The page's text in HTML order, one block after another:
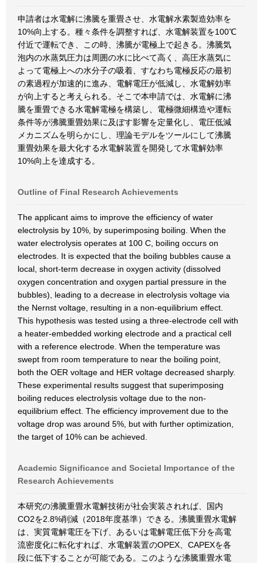
申請者は水電解に沸騰を重畳させ、水電解水素製造効率を
10%向上する。種々条件を調整すれば、水電解装置を100℃
付近で運転でき、この時、沸騰が電極上で起きる。沸騰気
泡内の水蒸気圧力は周囲の水に比べて高く、高圧水蒸気に
よって電極上への水分子の吸着、すなわち電極反応の最初
の素過程が加速的に進み、電解電圧が低減し、水電解効率
が向上すると考えられる。そこで本申請では、水電解に沸
騰を重畳できる水電解電極を構築し、電極微細構造や運転
条件等が沸騰重畳効果に及ぼす影響を定量化し、電圧低減
メカニズムを明らかにし、理論モデルをツールにして沸騰
重畳効果を最大化する水電解装置を開発して水電解効率
10%向上を達成する。
Outline of Final Research Achievements
The applicant aims to improve the efficiency of water
electrolysis by 10%, by superimposing boiling. When the
water electrolysis operates at 100 C, boiling occurs on
electrodes. It is expected that the boiling bubbles cause a
local, short-term decrease in oxygen activity (dissolved
oxygen concentration and oxygen partial pressure in the
bubbles), leading to a decrease in electrolysis voltage via
the Nernst voltage, resulting in a non-equilibrium effect.
This hypothesis was tested using a three-electrode cell with
a heater-embedded working electrode and a practical cell
with a reference electrode. When the temperature was
swept from room temperature to near the boiling point,
both the OER voltage and HER voltage decreased sharply.
These experimental results suggest that superimposing
boiling reduces electrolysis voltage due to the non-
equilibrium effect. The efficiency improvement due to the
voltage drop was around 5%, but with further optimization,
the target of 10% can be achieved.
Academic Significance and Societal Importance of the
Research Achievements
本研究の沸騰重畳水電解技術が社会実装されれば、国内
CO2を2.8%削減（2018年度基準）できる。沸騰重畳水電解
は、実質電解電圧を下げ、あるいは電解電圧低下分を高電
流密度化に転化すれば、水電解装置のOPEX、CAPEXを各
段に低下することが可能である。このような沸騰重畳水電